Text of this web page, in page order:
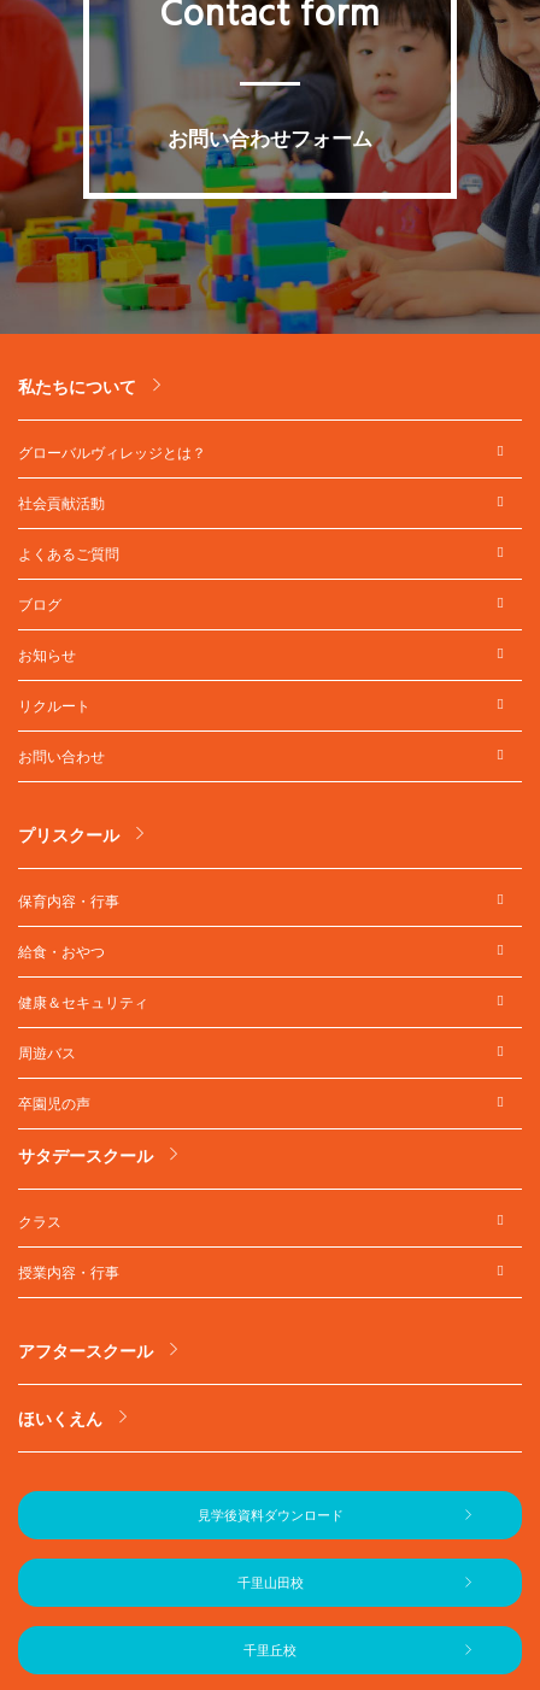
Contact form
お問い合わせフォーム
私たちについて
グローバルヴィレッジとは？
社会貢献活動
よくあるご質問
ブログ
お知らせ
リクルート
お問い合わせ
プリスクール
保育内容・行事
給食・おやつ
健康＆セキュリティ
周遊バス
卒園児の声
サタデースクール
クラス
授業内容・行事
アフタースクール
ほいくえん
見学後資料ダウンロード
千里山田校
千里丘校